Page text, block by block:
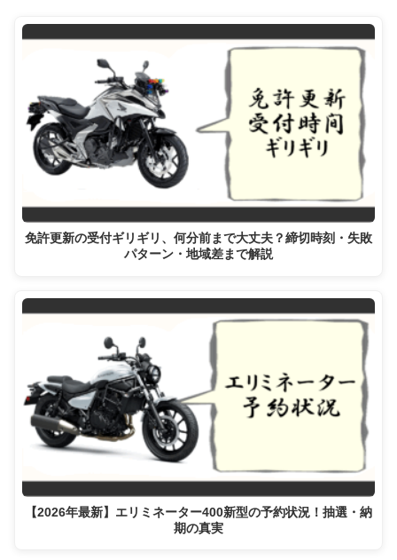
免許更新の受付ギリギリ、何分前まで大丈夫？締切時刻・失敗
パターン・地域差まで解説
【2026年最新】エリミネーター400新型の予約状況！抽選・納
期の真実